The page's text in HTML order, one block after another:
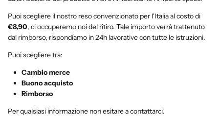
Puoi scegliere il nostro reso convenzionato per l'Italia al costo di
€8,90, ci occuperemo noi del ritiro. Tale importo verrà trattenuto
dal rimborso, rispondiamo in 24h lavorative con tutte le istruzioni.
Puoi scegliere tra:
Cambio merce
Buono acquisto
Rimborso
Per qualsiasi informazione non esitare a contattarci.